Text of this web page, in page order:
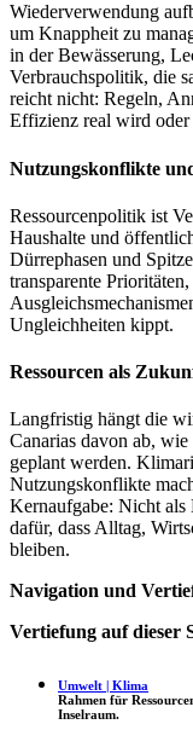
Wiederverwendung
um Knappheit zu
in der Bewässerung,
Verbrauchspolitik, die
reicht nicht: Regeln,
Effizienz real wird
Nutzungskonflikte
Ressourcenpolitik ist
Haushalte und
Dürrephasen und
transparente
Ungleichheiten kippt.
Ressourcen als
Langfristig hängt die
Canarias davon ab,
geplant werden.
Nutzungskonflikte
Kernaufgabe: Nicht als
dafür, dass Alltag,
bleiben.
Navigation und
Vertiefung auf dieser
Umwelt | Klima
Rahmen für
Inselraum.